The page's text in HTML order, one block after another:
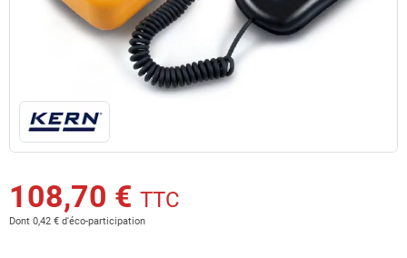
108,70 € TTC
Dont 0,42 € d'éco-participation